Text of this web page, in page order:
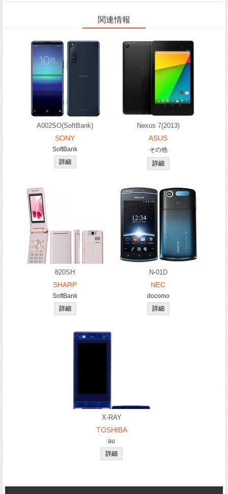
関連情報
A002SO(SoftBank)
SONY
SoftBank
Nexus 7(2013)
ASUS
その他
820SH
SHARP
SoftBank
N-01D
NEC
docomo
X-RAY
TOSHIBA
au